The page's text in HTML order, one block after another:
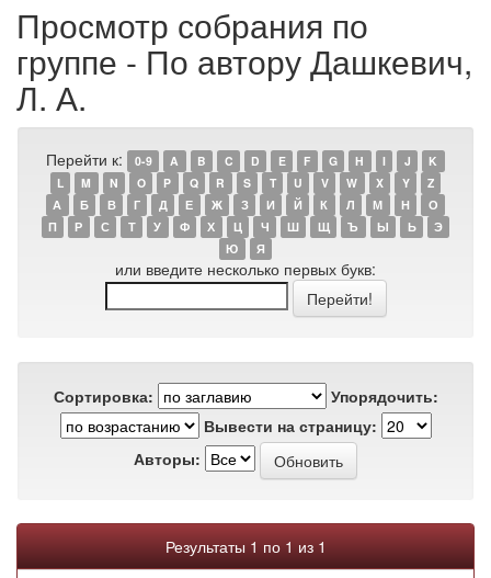
Просмотр собрания по
группе - По автору Дашкевич,
Л. А.
Перейти к: 0-9 A B C D E F G H I J
K
L
M N O P Q R S T U V W X Y
Z
А
Б В Г Д Е Ж З И Й К Л М Н
О
П
Р С Т У Ф Х Ц Ч Ш Щ Ъ Ы Ь
Э
Ю
Я
или введите несколько первых букв:
Сортировка:
Упорядочить:
Вывести на страницу:
Авторы:
Результаты 1 по 1 из 1